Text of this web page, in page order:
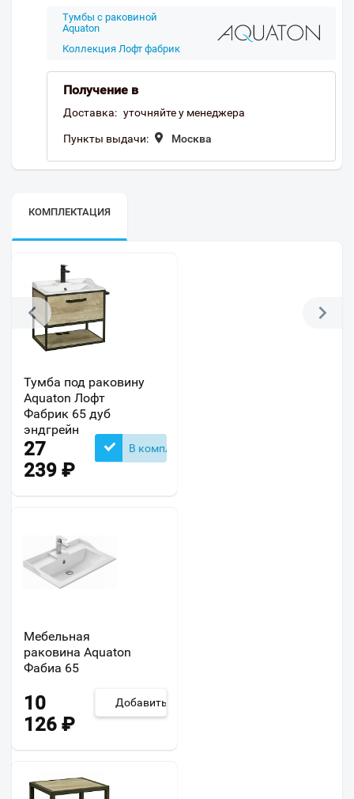
Тумбы с раковиной
Aquaton
Коллекция Лофт фабрик
Получение в
Доставка: уточняйте у менеджера
Пункты выдачи: Москва
КОМПЛЕКТАЦИЯ
Тумба под раковину
Aquaton Лофт
Фабрик 65 дуб
эндгрейн
27
239 ₽
В комплекте
Мебельная
раковина Aquaton
Фабиа 65
10
126 ₽
Добавить